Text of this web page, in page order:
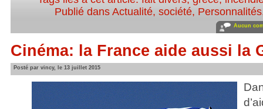
Publié dansActualité, société,
Aucun
Cinéma: la France aide aussi la
Posté par vincy, le 13 juillet 2015